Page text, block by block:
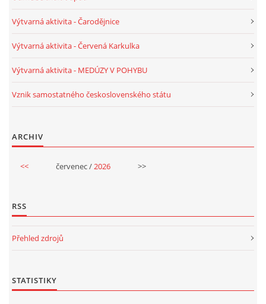
MASOPUST
SVĚTOVÝ DEN VODY 22. BŘEZEN
RECENZE NA KNIHY
RECENZE NA HRAČKY
MIKULÁŠSKÁ NADÍLKA
VÁNOČNÍ TVOŘENÍ
Výtvarná aktivita - Čarodějnice
Výtvarná aktivita - Červená Karkulka
Výtvarná aktivita - MEDÚZY V POHYBU
Vznik samostatného československého státu
ARCHIV
<< červenec /2026 >>
RSS
Přehled zdrojů
STATISTIKY